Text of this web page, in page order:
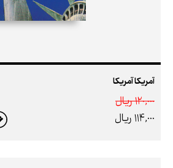
آمریکا آمریکا
120,000 ريال
114,000 ريال